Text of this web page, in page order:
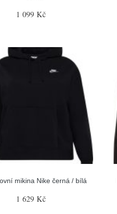
1 099 Kč
mikina Nike černá / bílá
1 629 Kč